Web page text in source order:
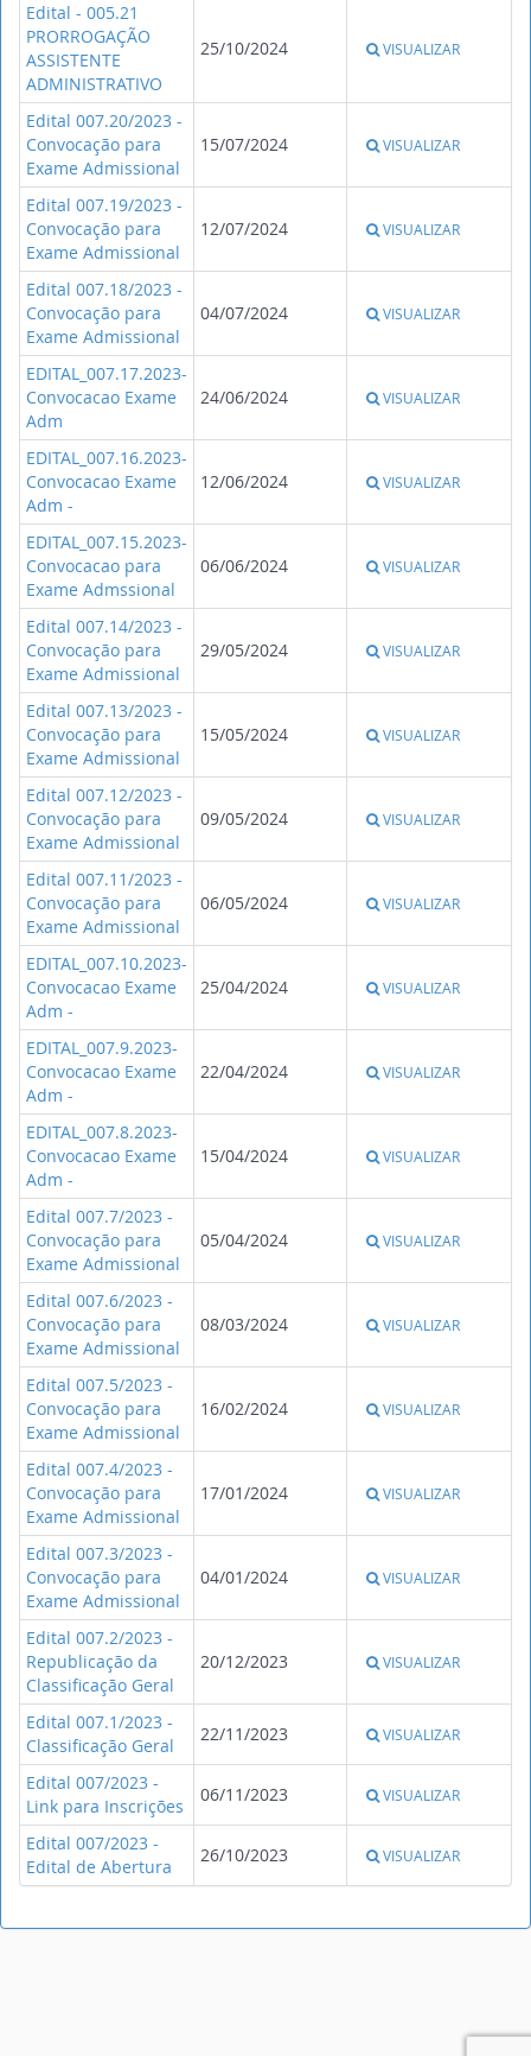
Edital - 005.21
PRORROGAÇÃO
ASSISTENTE
ADMINISTRATIVO
25/10/2024 VISUALIZAR
Edital 007.20/2023 -
Convocação para
Exame Admissional
15/07/2024 VISUALIZAR
Edital 007.19/2023 -
Convocação para
Exame Admissional
12/07/2024 VISUALIZAR
Edital 007.18/2023 -
Convocação para
Exame Admissional
04/07/2024 VISUALIZAR
EDITAL_007.17.2023-
Convocacao Exame
Adm
24/06/2024 VISUALIZAR
EDITAL_007.16.2023-
Convocacao Exame
Adm -
12/06/2024 VISUALIZAR
EDITAL_007.15.2023-
Convocacao para
Exame Admssional
06/06/2024 VISUALIZAR
Edital 007.14/2023 -
Convocação para
Exame Admissional
29/05/2024 VISUALIZAR
Edital 007.13/2023 -
Convocação para
Exame Admissional
15/05/2024 VISUALIZAR
Edital 007.12/2023 -
Convocação para
Exame Admissional
09/05/2024 VISUALIZAR
Edital 007.11/2023 -
Convocação para
Exame Admissional
06/05/2024 VISUALIZAR
EDITAL_007.10.2023-
Convocacao Exame
Adm -
25/04/2024 VISUALIZAR
EDITAL_007.9.2023-
Convocacao Exame
Adm -
22/04/2024 VISUALIZAR
EDITAL_007.8.2023-
Convocacao Exame
Adm -
15/04/2024 VISUALIZAR
Edital 007.7/2023 -
Convocação para
Exame Admissional
05/04/2024 VISUALIZAR
Edital 007.6/2023 -
Convocação para
Exame Admissional
08/03/2024 VISUALIZAR
Edital 007.5/2023 -
Convocação para
Exame Admissional
16/02/2024 VISUALIZAR
Edital 007.4/2023 -
Convocação para
Exame Admissional
17/01/2024 VISUALIZAR
Edital 007.3/2023 -
Convocação para
Exame Admissional
04/01/2024 VISUALIZAR
Edital 007.2/2023 -
Republicação da
Classificação Geral
20/12/2023 VISUALIZAR
Edital 007.1/2023 -
Classificação Geral
22/11/2023 VISUALIZAR
Edital 007/2023 -
Link para Inscrições
06/11/2023 VISUALIZAR
Edital 007/2023 -
Edital de Abertura
26/10/2023 VISUALIZAR